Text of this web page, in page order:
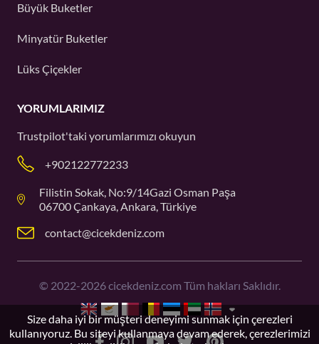
Büyük Buketler
Minyatür Buketler
Lüks Çiçekler
YORUMLARIMIZ
Trustpilot'taki yorumlarımızı okuyun
+902122772233
Filistin Sokak, No:9/14Gazi Osman Paşa
06700 Çankaya, Ankara, Türkiye
contact@cicekdeniz.com
© 2022-2026cicekdeniz.com Tüm hakları Saklıdır.
Size daha iyi bir müşteri deneyimi sunmak için çerezleri
kullanıyoruz. Bu siteyi kullanmaya devam ederek, çerezlerimizi